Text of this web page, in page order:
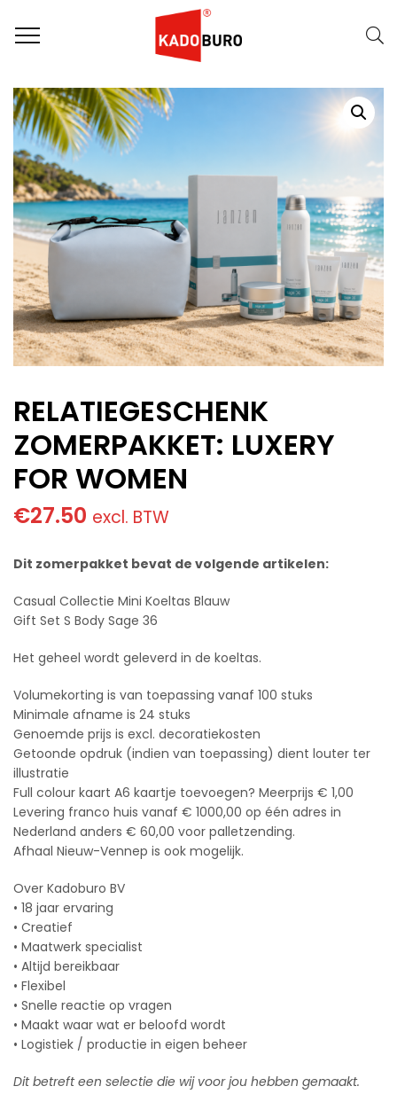
Home
Zomerpakketten
RELATIEGESCHENK ZOMERPAKKET: LUXERY FOR WOMEN
RELATIEGESCHENK
ZOMERPAKKET: LUXERY
FOR WOMEN
€27.50 excl. BTW
Dit zomerpakket bevat de volgende artikelen:
Casual Collectie Mini Koeltas Blauw
Gift Set S Body Sage 36
Het geheel wordt geleverd in de koeltas.
Volumekorting is van toepassing vanaf 100 stuks
Minimale afname is 24 stuks
Genoemde prijs is excl. decoratiekosten
Getoonde opdruk (indien van toepassing) dient louter ter
illustratie
Full colour kaart A6 kaartje toevoegen? Meerprijs € 1,00
Levering franco huis vanaf € 1000,00 op één adres in
Nederland anders € 60,00 voor palletzending.
Afhaal Nieuw-Vennep is ook mogelijk.
Over Kadoburo BV
• 18 jaar ervaring
• Creatief
• Maatwerk specialist
• Altijd bereikbaar
• Flexibel
• Snelle reactie op vragen
• Maakt waar wat er beloofd wordt
• Logistiek / productie in eigen beheer
Dit betreft een selectie die wij voor jou hebben gemaakt.